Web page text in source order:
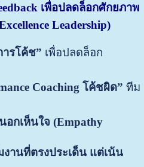
เพื่อปลดล็อกศักยภาพ
Leadership)
รโค้ช” เพื่อปลดล็อก
Coaching โค้ชผิด” ทีม
อกเห็นใจ (Empathy
งานที่ตรงประเด็น แต่เน้น